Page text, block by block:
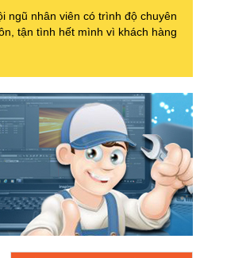
ngũ nhân viên có trình độ chuyên
tận tình hết mình vì khách hàng